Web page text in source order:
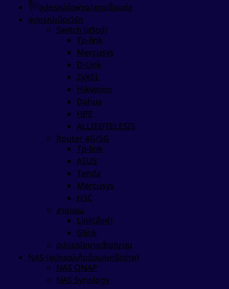
อุปกรณ์ต่อพ่วง/สายเชื่อมต่อ
อุปกรณ์เน็ตเวิร์ก
Switch (สวิตช์)
Tp-link
Mercusys
D-Link
ZyXEL
Hikvision
Dahua
HPE
ALLIEDTELESIS
Router 4G/5G
Tp-link
ASUS
Tenda
Mercusys
H3C
สายแลน
Link(ลิ้งค์)
Glink
อุปกรณ์ขยายสัญญาณ
NAS (อุปกรณ์เก็บข้อมูลเครือข่าย)
NAS QNAP
NAS Synology